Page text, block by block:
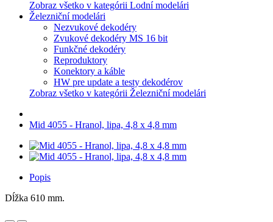
Zobraz všetko v kategórii Lodní modelári
Železniční modelári
Nezvukové dekodéry
Zvukové dekodéry MS 16 bit
Funkčné dekodéry
Reproduktory
Konektory a káble
HW pre update a testy dekodérov
Zobraz všetko v kategórii Železniční modelári
Mid 4055 - Hranol, lipa, 4,8 x 4,8 mm
Popis
Dĺžka 610 mm.